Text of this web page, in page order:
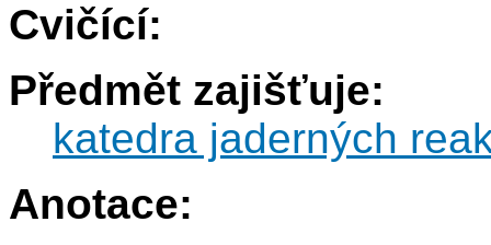
Cvičící:
Předmět zajišťuje:
katedra jaderných
Anotace: